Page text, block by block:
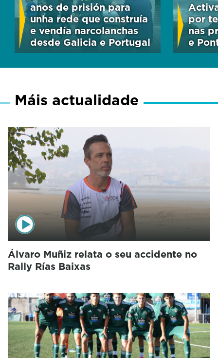
anos de prisión para
unha rede que construía
e vendía narcolanchas
desde Galicia e Portugal
por
nas
e
Máis actualidade
Álvaro Muñiz relata o seu accidente no
Rally Rías Baixas